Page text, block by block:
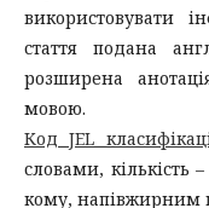
використовувати
стаття подана
розширена
мовою.
Код JEL
словами, кількість
кому, напівжирним